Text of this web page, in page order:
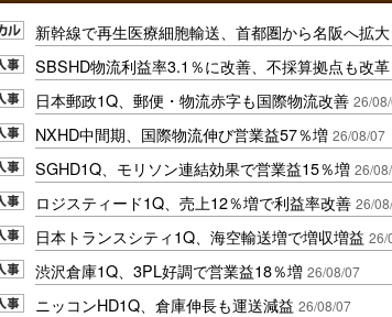
新幹線で再生医療細胞輸送、首都圏から名阪へ拡大
SBSHD物流利益率3.1％に改善、不採算拠点も改革
日本郵政1Q、郵便・物流赤字も国際物流改善 26/
NXHD中間期、国際物流伸び営業益57％増 26/08/07
SGHD1Q、モリソン連結効果で営業益15％増 26/
ロジスティード1Q、売上12％増で利益率改善 26/
日本トランスシティ1Q、海空輸送増で増収増益 26/
渋沢倉庫1Q、3PL好調で営業益18％増 26/08/07
ニッコンHD1Q、倉庫伸長も運送減益 26/08/07